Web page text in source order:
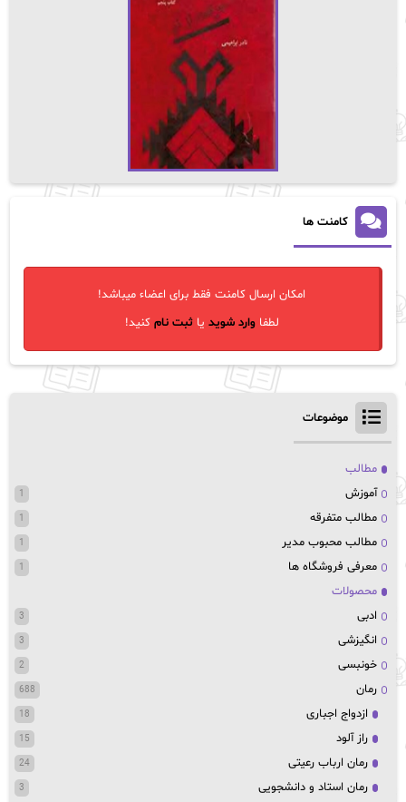
کامنت ها
امکان ارسال کامنت فقط برای اعضاء میباشد!
لطفاوارد شوید یاثبت نام کنید!
موضوعات
مطالب
آموزش
1
مطالب متفرقه 1
مطالب محبوب مدیر 1
معرفی فروشگاه ها 1
محصولات
ادبی
3
انگیزشی 3
خونبسی 2
رمان 688
ازدواج اجباری 18
راز آلود 15
رمان ارباب رعیتی 24
رمان استاد و دانشجویی 3